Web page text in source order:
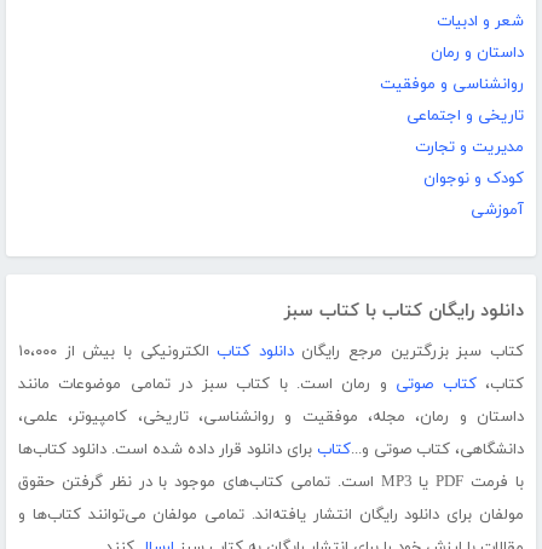
شعر و ادبیات
داستان و رمان
روانشناسی و موفقیت
تاریخی و اجتماعی
مدیریت و تجارت
کودک و نوجوان
آموزشی
دانلود رایگان کتاب با کتاب سبز
کتاب سبز بزرگترین مرجع رایگاندانلود کتاب
الکترونیکی با بیش از ۱۰،۰۰۰
کتاب،کتاب صوتی و رمان است. با کتاب سبز در تمامی موضوعات مانند
داستان و رمان، مجله، موفقیت و روانشناسی، تاریخی، کامپیوتر، علمی،
دانشگاهی، کتاب صوتی و...کتاب برای دانلود قرار داده شده است. دانلود کتاب‌ها
با فرمت PDF یا MP3 است. تمامی کتاب‌های موجود با در نظر گرفتن حقوق
مولفان برای دانلود رایگان انتشار یافته‌اند. تمامی مولفان می‌توانند کتاب‌ها و